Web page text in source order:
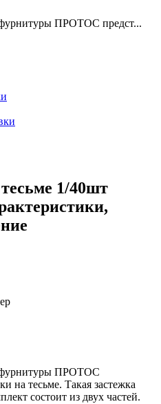
фурнитуры ПРОТОС предст...
1/40шт
фурнитуры ПРОТОС
на тесьме. Такая застежка
состоит из двух частей.